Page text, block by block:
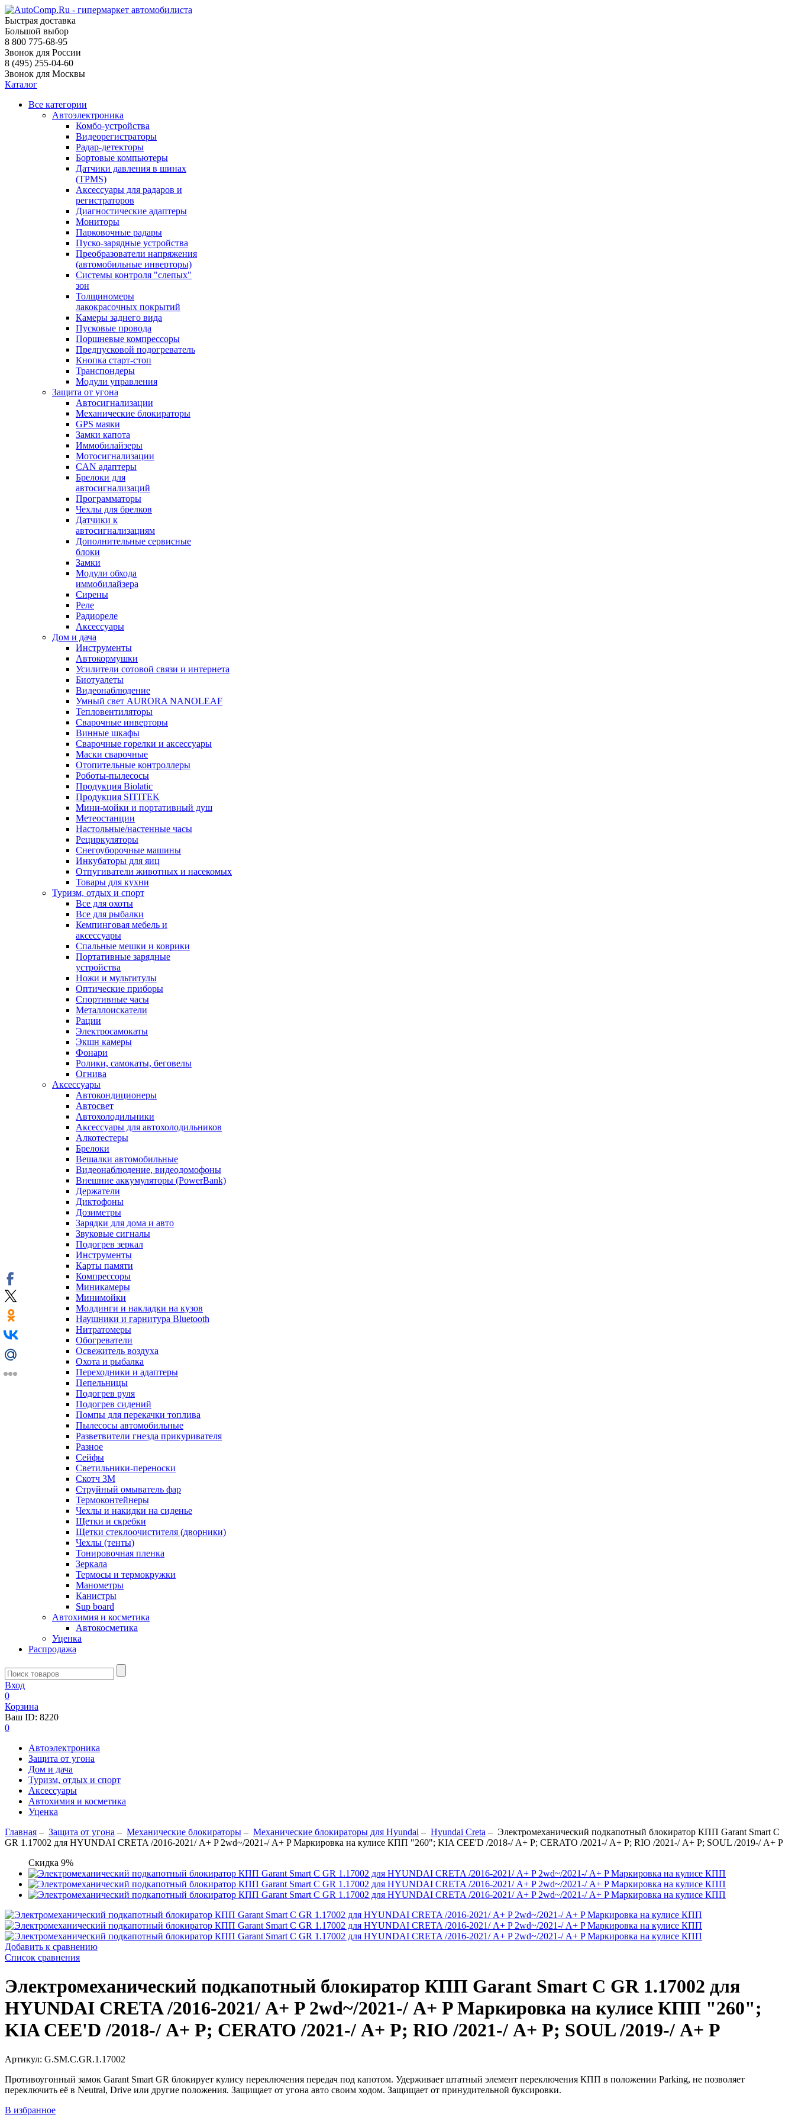
Быстрая доставка
Большой выбор
8 800 775-68-95
Звонок для России
8 (495) 255-04-60
Звонок для Москвы
Каталог
Все категории
Автоэлектроника
Комбо-устройства
Видеорегистраторы
Радар-детекторы
Бортовые компьютеры
Датчики давления в шинах
(TPMS)
Аксессуары для радаров и
регистраторов
Диагностические адаптеры
Мониторы
Парковочные радары
Пуско-зарядные устройства
Преобразователи напряжения
(автомобильные инверторы)
Системы контроля "слепых"
зон
Толщиномеры
лакокрасочных покрытий
Камеры заднего вида
Пусковые провода
Поршневые компрессоры
Предпусковой подогреватель
Кнопка старт-стоп
Транспондеры
Модули управления
Защита от угона
Автосигнализации
Механические блoкираторы
GPS маяки
Замки капота
Иммобилайзеры
Мотосигнализации
CAN адаптеры
Брелоки для
автосигнализаций
Программаторы
Чехлы для брелков
Датчики к
автосигнализациям
Дополнительные сервисные
блоки
Замки
Модули обхода
иммобилайзера
Сирены
Реле
Радиореле
Аксессуары
Дом и дача
Инструменты
Автокормушки
Усилители сотовой связи и интернета
Биотуалеты
Видеонаблюдение
Умный свет AURORA NANOLEAF
Тепловентиляторы
Сварочные инверторы
Винные шкафы
Сварочные горелки и аксессуары
Маски сварочные
Отопительные контроллеры
Роботы-пылесосы
Продукция Biolatic
Продукция SITITEK
Мини-мойки и портативный душ
Метеостанции
Настольные/настенные часы
Рециркуляторы
Снегоуборочные машины
Инкубаторы для яиц
Отпугиватели животных и насекомых
Товары для кухни
Туризм, отдых и спорт
Все для охоты
Все для рыбалки
Кемпинговая мебель и
аксессуары
Спальные мешки и коврики
Портативные зарядные
устройства
Ножи и мультитулы
Оптические приборы
Спортивные часы
Металлоискатели
Рации
Электросамокаты
Экшн камеры
Фонари
Ролики, самокаты, беговелы
Огнива
Аксессуары
Автокондиционеры
Aвтосвет
Автохолодильники
Аксессуары для автохолодильников
Алкотестеры
Брелоки
Вешалки автомобильные
Видеонаблюдение, видеодомофоны
Внешние аккумуляторы (PowerBank)
Держатели
Диктофоны
Дозиметры
Зарядки для дома и авто
Звуковые сигналы
Подогрев зеркал
Инструменты
Карты памяти
Компрессоры
Миникамеры
Минимойки
Молдинги и накладки на кузов
Наушники и гарнитура Bluetooth
Нитратомеры
Обогреватели
Освежитель воздуха
Охота и рыбалка
Переходники и адаптеры
Пепельницы
Подогрев руля
Подогрев сидений
Помпы для перекачки топлива
Пылесосы автомобильные
Разветвители гнезда прикуривателя
Разное
Сейфы
Светильники-переноски
Скотч 3М
Струйный омыватель фар
Термоконтейнеры
Чехлы и накидки на сиденье
Щетки и скребки
Щетки стеклоочистителя (дворники)
Чехлы (тенты)
Тонировочная пленка
Зеркалa
Термосы и термокружки
Манометры
Канистры
Sup board
Автохимия и косметика
Автокосметика
Уценка
Распродажа
Вход
0
Корзина
Ваш ID: 8220
0
Автоэлектроника
Защита от угона
Дом и дача
Туризм, отдых и спорт
Аксессуары
Автохимия и косметика
Уценка
Главная – Защита от угона – Механические блoкираторы – Механические блокираторы для Hyundai – Hyundai Creta – Электромеханический подкапотный блокиратор КПП Garant Smart C
GR 1.17002 для HYUNDAI CRETA /2016-2021/ А+ P 2wd~/2021-/ А+ P Маркировка на кулисе КПП "260"; KIA CEE'D /2018-/ А+ P; CERATO /2021-/ А+ P; RIO /2021-/ А+ P; SOUL /2019-/ А+ P
Скидка 9%
Добавить к сравнению
Список сравнения
Электромеханический подкапотный блокиратор КПП Garant Smart C GR 1.17002 для
HYUNDAI CRETA /2016-2021/ А+ P 2wd~/2021-/ А+ P Маркировка на кулисе КПП "260";
KIA CEE'D /2018-/ А+ P; CERATO /2021-/ А+ P; RIO /2021-/ А+ P; SOUL /2019-/ А+ P
Артикул: G.SM.C.GR.1.17002
Противоугонный замок Garant Smart GR блокирует кулису переключения передач под капотом. Удерживает штатный элемент переключения КПП в положении Parking, не позволяет
переключить её в Neutral, Drive или другие положения. Защищает от угона авто своим ходом. Защищает от принудительной буксировки.
В избранное